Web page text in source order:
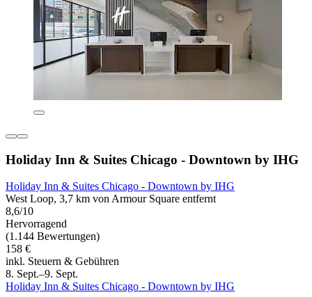
Holiday Inn & Suites Chicago - Downtown by IHG
Holiday Inn & Suites Chicago - Downtown by IHG
West Loop, 3,7 km von Armour Square entfernt
8,6/10
Hervorragend
(1.144 Bewertungen)
158 €
inkl. Steuern & Gebühren
8. Sept.–9. Sept.
Holiday Inn & Suites Chicago - Downtown by IHG